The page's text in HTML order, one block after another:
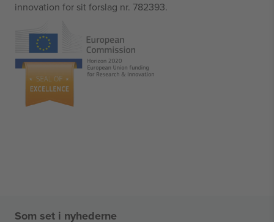
innovation for sit forslag nr. 782393.
Som set i nyhederne